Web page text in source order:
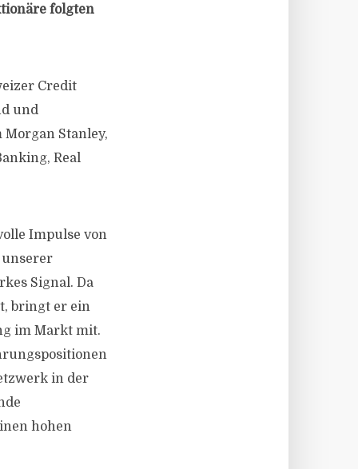
folgten
Credit
und
Stanley,
Real
Impulse von
unserer
Signal. Da
bringt er ein
im Markt mit.
in der
hohen